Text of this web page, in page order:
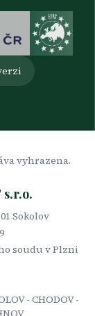
vyhrazena.
s.r.o.
Sokolov
soudu v Plzni
- CHODOV -